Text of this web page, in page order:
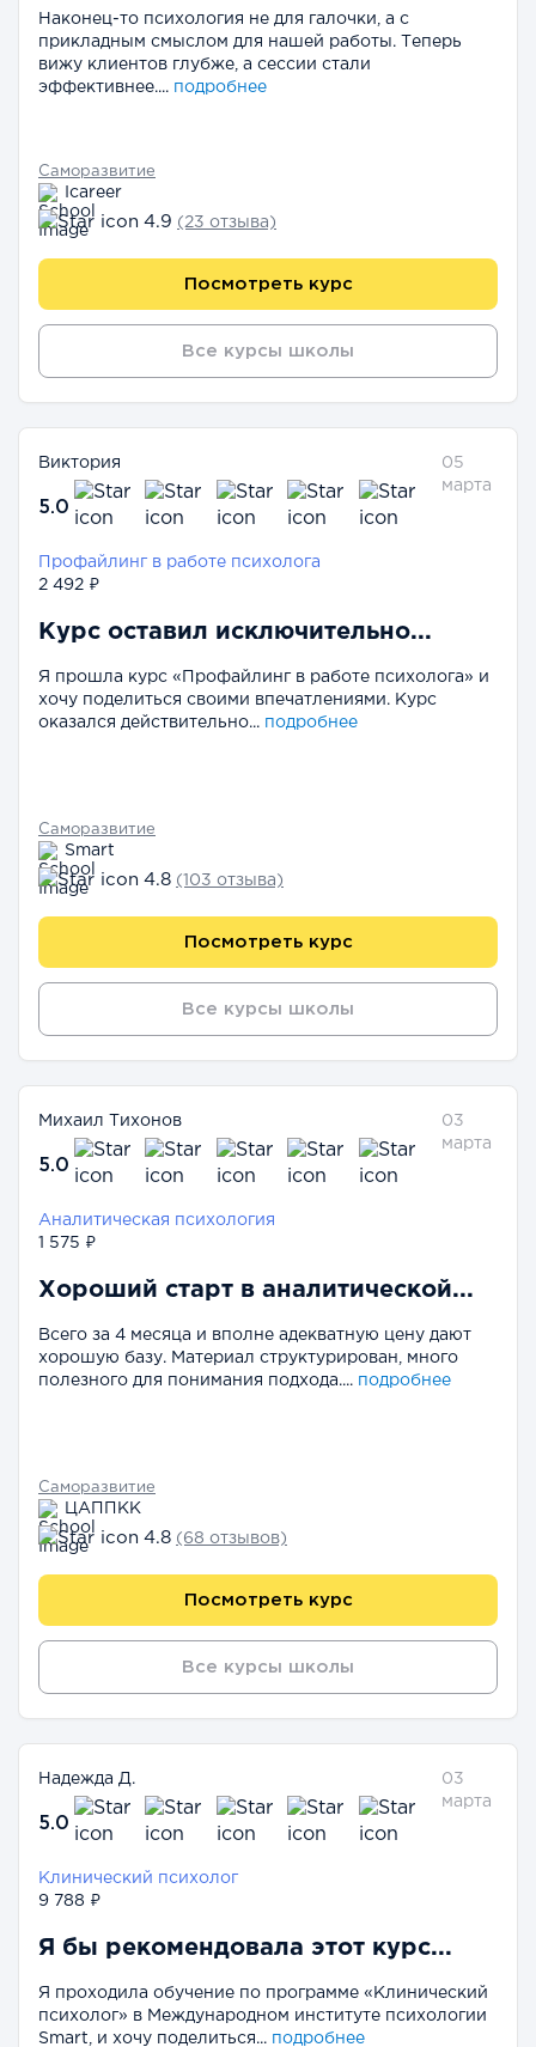
Наконец-то психология не для галочки, а с
прикладным смыслом для нашей работы. Теперь
вижу клиентов глубже, а сессии стали
эффективнее.... подробнее
Саморазвитие
Icareer
4.9 (23 отзыва)
Посмотреть курс
Все курсы школы
Виктория
5.0
05
марта
Профайлинг в работе психолога
2 492 ₽
Курс оставил исключительно...
Я прошла курс «Профайлинг в работе психолога» и
хочу поделиться своими впечатлениями. Курс
оказался действительно... подробнее
Саморазвитие
Smart
4.8 (103 отзыва)
Посмотреть курс
Все курсы школы
Михаил Тихонов
5.0
03
марта
Аналитическая психология
1 575 ₽
Хороший старт в аналитической...
Всего за 4 месяца и вполне адекватную цену дают
хорошую базу. Материал структурирован, много
полезного для понимания подхода.... подробнее
Саморазвитие
ЦАППКК
4.8 (68 отзывов)
Посмотреть курс
Все курсы школы
Надежда Д.
5.0
03
марта
Клинический психолог
9 788 ₽
Я бы рекомендовала этот курс...
Я проходила обучение по программе «Клинический
психолог» в Международном институте психологии
Smart, и хочу поделиться... подробнее